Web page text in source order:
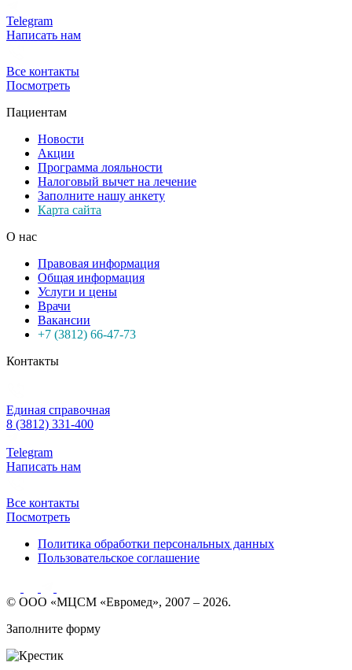
Telegram
Написать нам
Все контакты
Посмотреть
Пациентам
Новости
Акции
Программа лояльности
Налоговый вычет на лечение
Заполните нашу анкету
Карта сайта
О нас
Правовая информация
Общая информация
Услуги и цены
Врачи
Вакансии
+7 (3812) 66-47-73
Контакты
Единая справочная
8 (3812) 331-400
Telegram
Написать нам
Все контакты
Посмотреть
Политика обработки персональных данных
Пользовательское соглашение
© ООО «МЦСМ «Евромед», 2007 – 2026.
Заполните форму